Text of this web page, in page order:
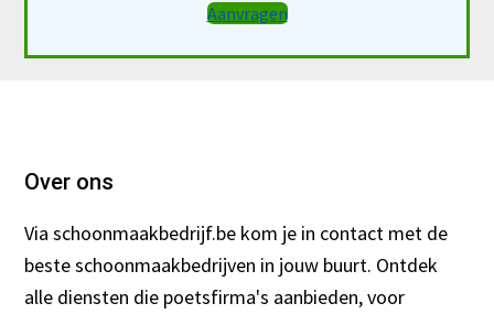
Aanvragen
Footer
Over ons
Via schoonmaakbedrijf.be kom je in contact met de
beste schoonmaakbedrijven in jouw buurt. Ontdek
alle diensten die poetsfirma's aanbieden, voor